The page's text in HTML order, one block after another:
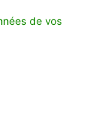
de vos